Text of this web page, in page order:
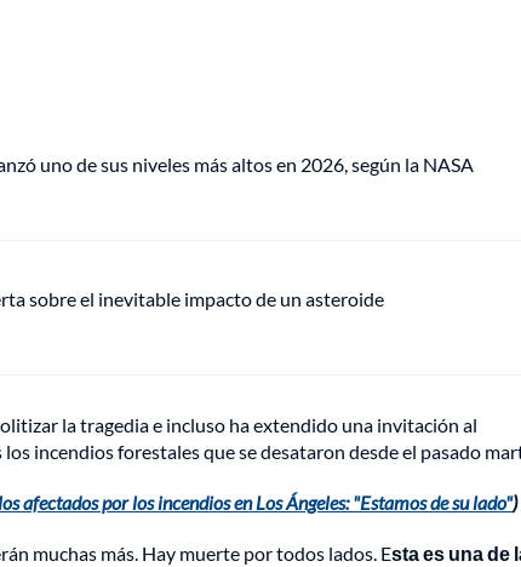
uno de sus niveles más altos en 2026, según la NASA
sobre el inevitable impacto de un asteroide
la tragedia e incluso ha extendido una invitación al
incendios forestales que se desataron desde el pasado
afectados por los incendios en Los Ángeles: "Estamos de su lado")
muchas más. Hay muerte por todos lados. Esta es una de